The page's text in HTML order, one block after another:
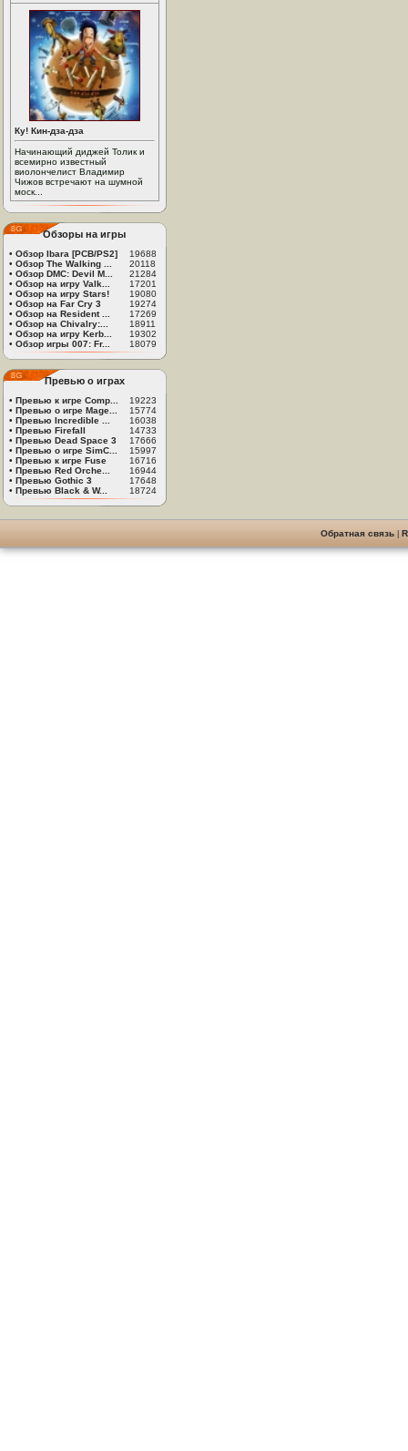
Ку! Кин-дза-дза
Начинающий диджей Толик и
всемирно известный
виолончелист Владимир
Чижов встречают на шумной
моск...
Обзоры на игры
• Обзор Ibara [PCB/PS2]
19688
• Обзор The Walking ...
20118
• Обзор DMC: Devil M...
21284
• Обзор на игру Valk...
17201
• Обзор на игру Stars!
19080
• Обзор на Far Cry 3
19274
• Обзор на Resident ...
17269
• Обзор на Chivalry:...
18911
• Обзор на игру Kerb...
19302
• Обзор игры 007: Fr... 18079
Превью о играх
• Превью к игре Comp...
19223
• Превью о игре Mage...
15774
• Превью Incredible ...
16038
• Превью Firefall
14733
• Превью Dead Space 3
17666
• Превью о игре SimC...
15997
• Превью к игре Fuse
16716
• Превью Red Orche...
16944
• Превью Gothic 3
17648
• Превью Black & W... 18724
Обратная связь